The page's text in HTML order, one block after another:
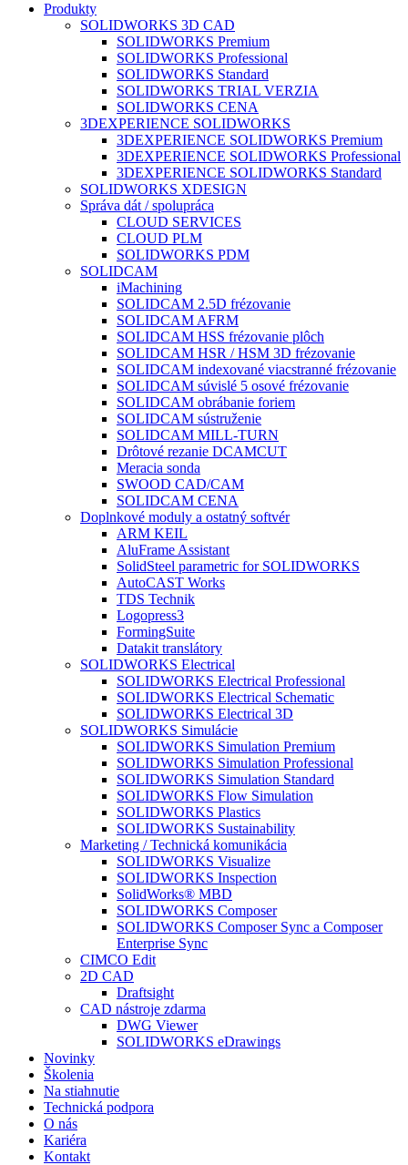
Produkty
SOLIDWORKS 3D CAD
SOLIDWORKS Premium
SOLIDWORKS Professional
SOLIDWORKS Standard
SOLIDWORKS TRIAL VERZIA
SOLIDWORKS CENA
3DEXPERIENCE SOLIDWORKS
3DEXPERIENCE SOLIDWORKS Premium
3DEXPERIENCE SOLIDWORKS Professional
3DEXPERIENCE SOLIDWORKS Standard
SOLIDWORKS XDESIGN
Správa dát / spolupráca
CLOUD SERVICES
CLOUD PLM
SOLIDWORKS PDM
SOLIDCAM
iMachining
SOLIDCAM 2.5D frézovanie
SOLIDCAM AFRM
SOLIDCAM HSS frézovanie plôch
SOLIDCAM HSR / HSM 3D frézovanie
SOLIDCAM indexované viacstranné frézovanie
SOLIDCAM súvislé 5 osové frézovanie
SOLIDCAM obrábanie foriem
SOLIDCAM sústruženie
SOLIDCAM MILL-TURN
Drôtové rezanie DCAMCUT
Meracia sonda
SWOOD CAD/CAM
SOLIDCAM CENA
Doplnkové moduly a ostatný softvér
ARM KEIL
AluFrame Assistant
SolidSteel parametric for SOLIDWORKS
AutoCAST Works
TDS Technik
Logopress3
FormingSuite
Datakit translátory
SOLIDWORKS Electrical
SOLIDWORKS Electrical Professional
SOLIDWORKS Electrical Schematic
SOLIDWORKS Electrical 3D
SOLIDWORKS Simulácie
SOLIDWORKS Simulation Premium
SOLIDWORKS Simulation Professional
SOLIDWORKS Simulation Standard
SOLIDWORKS Flow Simulation
SOLIDWORKS Plastics
SOLIDWORKS Sustainability
Marketing / Technická komunikácia
SOLIDWORKS Visualize
SOLIDWORKS Inspection
SolidWorks® MBD
SOLIDWORKS Composer
SOLIDWORKS Composer Sync a Composer
Enterprise Sync
CIMCO Edit
2D CAD
Draftsight
CAD nástroje zdarma
DWG Viewer
SOLIDWORKS eDrawings
Novinky
Školenia
Na stiahnutie
Technická podpora
O nás
Kariéra
Kontakt